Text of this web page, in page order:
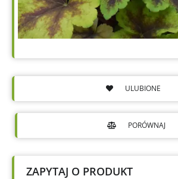
ULUBIONE
PORÓWNAJ
ZAPYTAJ O PRODUKT